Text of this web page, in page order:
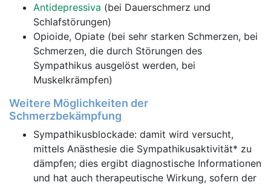
Antidepressiva (bei Dauerschmerz und
Schlafstörungen)
Opioide, Opiate (bei sehr starken Schmerzen, bei
Schmerzen, die durch Störungen des
Sympathikus ausgelöst werden, bei
Muskelkrämpfen)
Weitere Möglichkeiten der
Schmerzbekämpfung
Sympathikusblockade: damit wird versucht,
mittels Anästhesie die Sympathikusaktivität* zu
dämpfen; dies ergibt diagnostische Informationen
und hat auch therapeutische Wirkung, sofern der